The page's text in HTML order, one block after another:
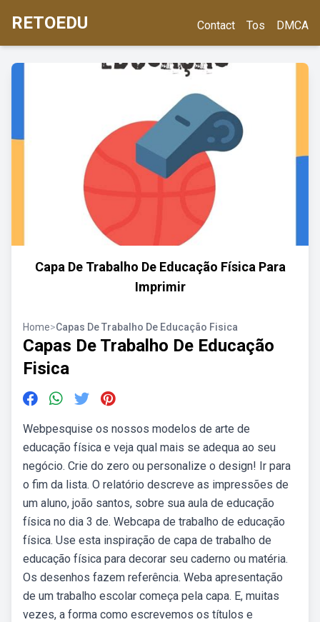
RETOEDU Contact Tos DMCA
Capa De Trabalho De Educação Física Para
Imprimir
Home>Capas De Trabalho De Educação Fisica
Capas De Trabalho De Educação
Fisica
Webpesquise os nossos modelos de arte de
educação física e veja qual mais se adequa ao seu
negócio. Crie do zero ou personalize o design! Ir para
o fim da lista. O relatório descreve as impressões de
um aluno, joão santos, sobre sua aula de educação
física no dia 3 de. Webcapa de trabalho de educação
física. Use esta inspiração de capa de trabalho de
educação física para decorar seu caderno ou matéria.
Os desenhos fazem referência. Weba apresentação
de um trabalho escolar começa pela capa. E, muitas
vezes, a forma como escrevemos os títulos e